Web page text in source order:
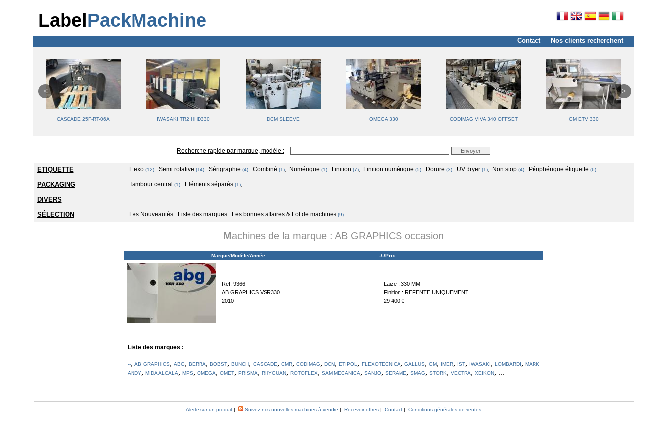
Label PackMachine
Contact Nos clients recherchent
CASCADE 25F-RT-06A IWASAKI TR2 HHD330 DCM SLEEVE OMEGA 330 CODIMAG VIVA 340 OFFSET GM ETV 330
Recherche rapide par marque, modèle :
ETIQUETTE Flexo (12), Semi rotative (14), Sérigraphie (4), Combiné (1), Numérique (1), Finition (7), Finition numérique (5), Dorure (3), UV dryer (1), Non stop (4), Périphérique étiquette (6),
PACKAGING Tambour central (1), Eléments séparés (1),
DIVERS
SÉLECTION
Les Nouveautés, Liste des marques, Les bonnes affaires & Lot de machines (9)
Machines de la marque : AB GRAPHICS occasion
Marque/Modèle/Année -/-/Prix
Ref: 9366
AB GRAPHICS VSR330
2010
Laize : 330 MM
Finition : REFENTE UNIQUEMENT
29 400 €
Liste des marques :
--,AB GRAPHICS, ABG, BERRA,BOBST,BUNCH, CASCADE, CMR, CODIMAG,DCM,ETIPOL , FLEXOTECNICA, GALLUS, GM, IMER, IST, IWASAKI, LOMBARDI, MARK
ANDY,MIDA ALCALA,MPS,OMEGA,OMET,PRISMA,RHYGUAN,ROTOFLEX,SAM MECANICA,SANJO,SERAME,SMAG,STORK,VECTRA,XEIKON, ...
Alerte sur un produit | Suivez nos nouvelles machines à vendre | Recevoir offres | Contact | Conditions générales de ventes